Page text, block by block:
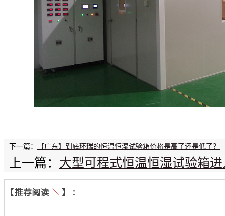
下一篇： 【广东】到底环瑞的恒温恒湿试验箱价格是高了还是低了？
上一篇： 大型可程式恒温恒湿试验箱